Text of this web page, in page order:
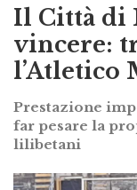
vincere:
l’Atletico
Prestazione
far pesare la
lilibetani